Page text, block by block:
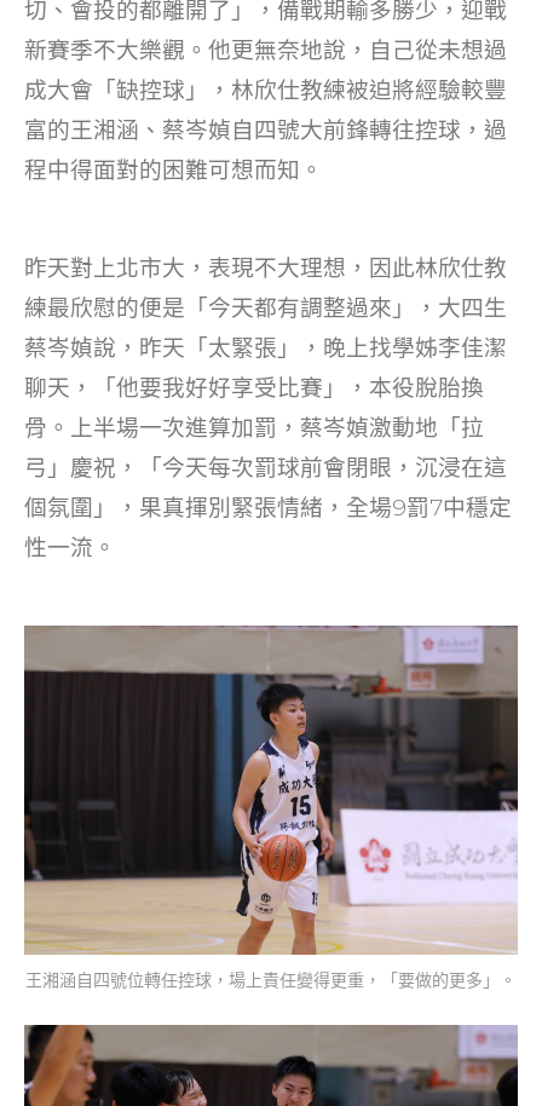
切、會投的都離開了」，備戰期輸多勝少，迎戰
新賽季不大樂觀。他更無奈地說，自己從未想過
成大會「缺控球」，林欣仕教練被迫將經驗較豐
富的王湘涵、蔡岑媜自四號大前鋒轉往控球，過
程中得面對的困難可想而知。
昨天對上北市大，表現不大理想，因此林欣仕教
練最欣慰的便是「今天都有調整過來」，大四生
蔡岑媜說，昨天「太緊張」，晚上找學姊李佳潔
聊天，「他要我好好享受比賽」，本役脫胎換
骨。上半場一次進算加罰，蔡岑媜激動地「拉
弓」慶祝，「今天每次罰球前會閉眼，沉浸在這
個氛圍」，果真揮別緊張情緒，全場9罰7中穩定
性一流。
王湘涵自四號位轉任控球，場上責任變得更重，「要做的更多」。